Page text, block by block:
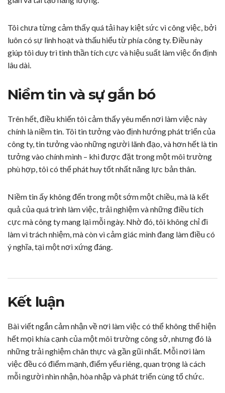
Tôi chưa từng cảm thấy quá tải hay kiệt sức vì công việc, bởi
luôn có sự linh hoạt và thấu hiểu từ phía công ty. Điều này
giúp tôi duy trì tinh thần tích cực và hiệu suất làm việc ổn định
lâu dài.
Niềm tin và sự gắn bó
Trên hết, điều khiến tôi cảm thấy yêu mến nơi làm việc này
chính là niềm tin. Tôi tin tưởng vào định hướng phát triển của
công ty, tin tưởng vào những người lãnh đạo, và hơn hết là tin
tưởng vào chính mình – khi được đặt trong một môi trường
phù hợp, tôi có thể phát huy tốt nhất năng lực bản thân.
Niềm tin ấy không đến trong một sớm một chiều, mà là kết
quả của quá trình làm việc, trải nghiệm và những điều tích
cực mà công ty mang lại mỗi ngày. Nhờ đó, tôi không chỉ đi
làm vì trách nhiệm, mà còn vì cảm giác mình đang làm điều có
ý nghĩa, tại một nơi xứng đáng.
Kết luận
Bài viết ngắn cảm nhận về nơi làm việc có thể không thể hiện
hết mọi khía cạnh của một môi trường công sở, nhưng đó là
những trải nghiệm chân thực và gần gũi nhất. Mỗi nơi làm
việc đều có điểm mạnh, điểm yếu riêng, quan trọng là cách
mỗi người nhìn nhận, hòa nhập và phát triển cùng tổ chức.